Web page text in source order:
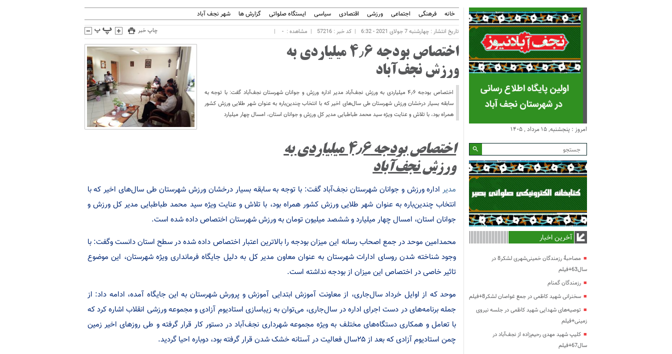
خانه فرهنگی اجتماعی ورزشی اقتصادی سیاسی ایستگاه صلواتی گزارش ها شهر نجف آباد
تاریخ انتشار : چهارشنبه 7 جولای 2021 - 6:32 کد خبر : 57216 مشاهده : - چاپ خبر
اختصاص بودجه ۴٫۶ میلیاردی به
ورزش نجف‌آباد
اختصاص بودجه ۴٫۶ میلیاردی به ورزش نجف‌آباد مدیر اداره ورزش و جوانان شهرستان نجف‌آباد گفت: با توجه به
سابقه بسیار درخشان ورزش شهرستان طی سال‌های اخیر که با انتخاب چندین‌باره به عنوان شهر طلایی ورزش کشور
همراه بود، با تلاش و عنایت ویژه سید محمد طباطبایی مدیر کل ورزش و جوانان استان، امسال چهار میلیارد
اختصاص بودجه ۴٫۶ میلیاردی به
ورزش نجف‌آباد
مدیر اداره ورزش و جوانان شهرستان نجف‌آباد گفت: با توجه به سابقه بسیار درخشان ورزش شهرستان طی سال‌های اخیر که با
انتخاب چندین‌باره به عنوان شهر طلایی ورزش کشور همراه بود، با تلاش و عنایت ویژه سید محمد طباطبایی مدیر کل ورزش و
جوانان استان، امسال چهار میلیارد و ششصد میلیون تومان به ورزش شهرستان اختصاص داده شده است.
محمد‌امین موحد در جمع اصحاب رسانه این میزان بودجه را بالاترین اعتبار اختصاص داده شده در سطح استان دانست وگفت: با
وجود شناخته شدن روسای ادارات شهرستان به عنوان معاون مدیر کل به دلیل جایگاه فرمانداری ویژه شهرستان، این موضوع
تاثیر خاصی در اختصاص این میزان از بودجه نداشته است.
موحد که از اوایل خرداد سال‌جاری، از معاونت آموزش ابتدایی آموزش و پرورش شهرستان به این جایگاه آمده، ادامه داد: از
جمله برنامه‌های در دست اجرای اداره در سال‌جاری، می‌توان به زیباسازی استادیوم آزادی و مجموعه ورزشی انقلاب اشاره کرد که
با تعامل و همکاری دستگاه‌های مختلف به ویژه مجموعه شهرداری نجف‌آباد در دستور کار قرار گرفته و طی روزهای اخیر زمین
چمن استادیوم آزادی که بعد از ۲۵سال فعالیت در آستانه خشک شدن قرار گرفته بود، دوباره احیا گردید.
امروز : پنجشنبه, ۱۵ مرداد , ۱۴۰۵
آخرین اخبار
مصاحبۀ رزمندگان خمینی‌شهری لشکر8 در
سال63+فیلم
رزمندگان گمنام
سخنرانی شهید کاظمی در جمع غواصان لشکر8+فیلم
توصیه‌های شهدایی شهید کاظمی در جلسه نیروی
زمینی+فیلم
کلیپ شهید مهدی رحیم‌زاده از نجف‌آباد در
سال67+فیلم